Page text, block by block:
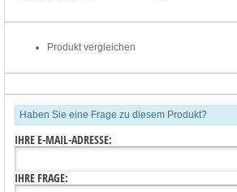
Produkt vergleichen
Haben Sie eine Frage zu diesem Produkt?
IHRE E-MAIL-ADRESSE:
IHRE FRAGE: